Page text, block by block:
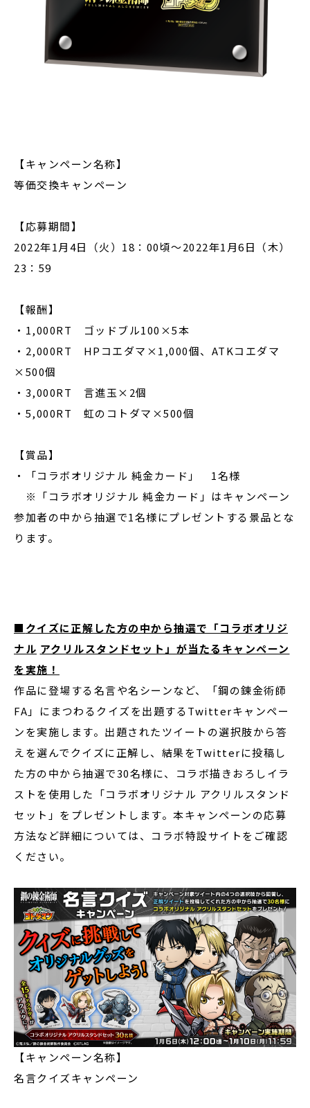
【キャンペーン名称】
等価交換キャンペーン
【応募期間】
2022年1月4日（火）18：00頃～2022年1月6日（木）
23：59
【報酬】
・1,000RT ゴッドブル100×5本
・2,000RT HPコエダマ×1,000個、ATKコエダマ
×500個
・3,000RT 言進玉×2個
・5,000RT 虹のコトダマ×500個
【賞品】
・「コラボオリジナル 純金カード」 1名様
※「コラボオリジナル 純金カード」はキャンペーン
参加者の中から抽選で1名様にプレゼントする景品とな
ります。
■ クイズに正解した方の中から抽選で「コラボオリジ
ナル アクリルスタンドセット」が当たるキャンペーン
を実施！
作品に登場する名言や名シーンなど、「鋼の錬金術師
FA」にまつわるクイズを出題するTwitterキャンペー
ンを実施します。出題されたツイートの選択肢から答
えを選んでクイズに正解し、結果をTwitterに投稿し
た方の中から抽選で30名様に、コラボ描きおろしイラ
ストを使用した「コラボオリジナル アクリルスタンド
セット」をプレゼントします。本キャンペーンの応募
方法など詳細については、コラボ特設サイトをご確認
ください。
【キャンペーン名称】
名言クイズキャンペーン